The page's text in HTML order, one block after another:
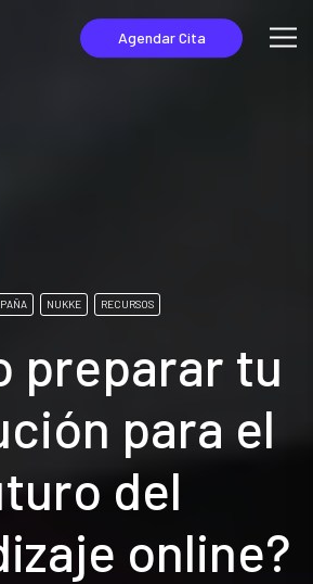
Agendar Cita
NUKKE RECURSOS
preparar tu
para el
del
online?